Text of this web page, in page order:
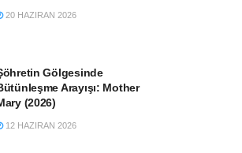
20 HAZIRAN 2026
Gölgesinde
Arayışı: Mother
(2026)
12 HAZIRAN 2026